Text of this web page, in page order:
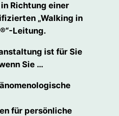
Richtung einer
„Walking in
Leitung.
ist für Sie
Sie …
für persönliche